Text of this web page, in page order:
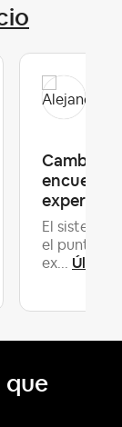
Cambio
El sistema
el punto
ex... Última
que